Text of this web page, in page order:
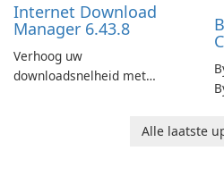
Internet Download
Manager 6.43.8
Verhoog uw
downloadsnelheid met
Alle laatste